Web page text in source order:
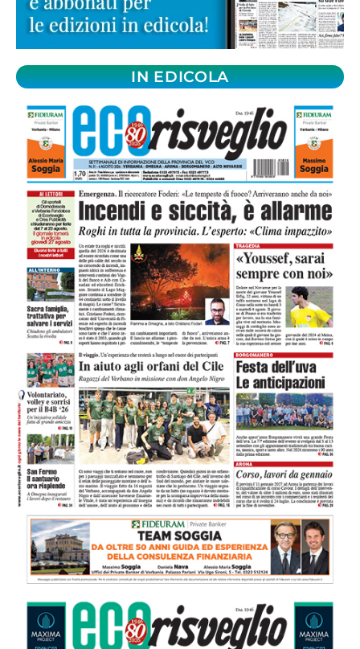
IN EDICOLA